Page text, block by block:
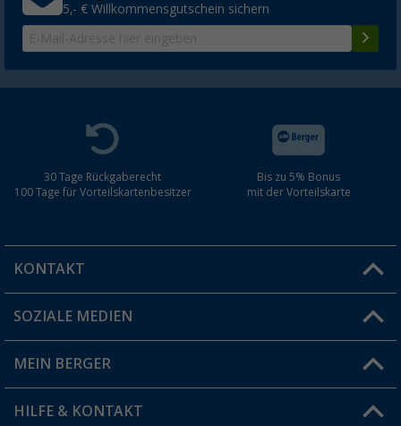
5,- € Willkommensgutschein sichern
30 Tage Rückgaberecht
100 Tage für Vorteilskartenbesitzer
Bis zu 5% Bonus
mit der Vorteilskarte
KONTAKT
Du hast eine Frage?
Filiale finden
SOZIALE MEDIEN
MEIN BERGER
Vorteilskarte
HILFE & KONTAKT